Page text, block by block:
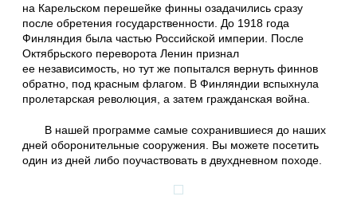
на Карельском перешейке финны озадачились сразу
после обретения государственности. До 1918 года
Финляндия была частью Российской империи. После
Октябрьского переворота Ленин признал
ее независимость, но тут же попытался вернуть финнов
обратно, под красным флагом. В Финляндии вспыхнула
пролетарская революция, а затем гражданская война.
В нашей программе самые сохранившиеся до наших
дней оборонительные сооружения. Вы можете посетить
один из дней либо поучаствовать в двухдневном походе.